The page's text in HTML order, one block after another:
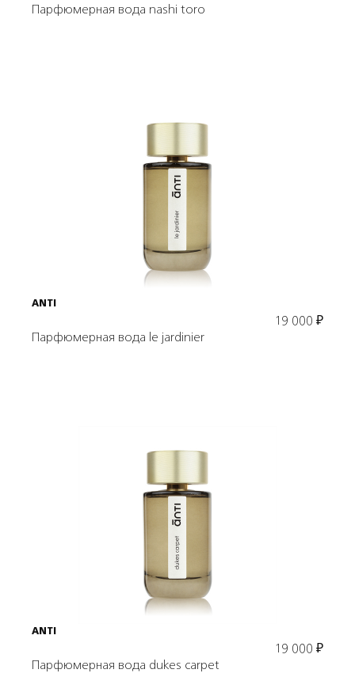
Парфюмерная вода nashi toro
Подробнее
В корзину
ANTI
19 000 ₽
Парфюмерная вода le jardinier
Подробнее
В корзину
ANTI
19 000 ₽
Парфюмерная вода dukes carpet